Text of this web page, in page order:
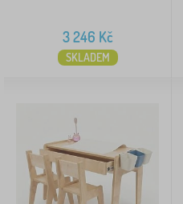
3 246 Kč
SKLADEM